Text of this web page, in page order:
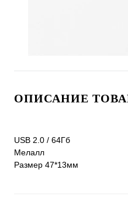
ОПИСАНИЕ
USB 2.0 / 64Гб
Мелалл
Размер 47*13мм